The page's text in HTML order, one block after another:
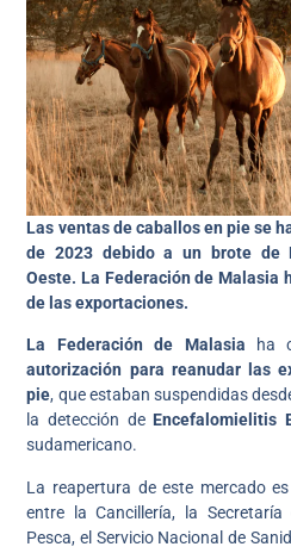
Las ventas de caballos en pie se
de 2023 debido a un brote de
Oeste. La Federación de Malasia
de las exportaciones.
La Federación de Malasia ha
autorización para reanudar las
pie, que estaban suspendidas
la detección de Encefalomielitis
sudamericano.
La reapertura de este mercado
entre la Cancillería, la
Pesca, el Servicio Nacional de